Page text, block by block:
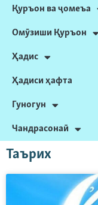
Қуръон ва ҷомеъа
Омӯзиши Қуръон
Ҳадис
Ҳадиси ҳафта
Гуногун
Чандрасонаӣ
Таърих